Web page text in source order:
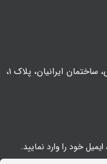
خود را وارد نمایید.